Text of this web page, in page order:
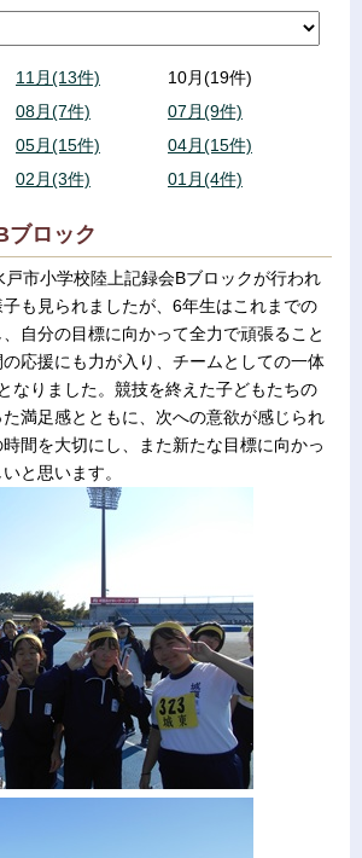
11月(13件)
10月(19件)
08月(7件)
07月(9件)
05月(15件)
04月(15件)
02月(3件) 01月(4件)
ブロック
市小学校陸上記録会Bブロックが行われ
も見られましたが、6年生はこれまでの
自分の目標に向かって全力で頑張ること
応援にも力が入り、チームとしての一体
なりました。競技を終えた子どもたちの
満足感とともに、次への意欲が感じられ
間を大切にし、また新たな目標に向かっ
と思います。